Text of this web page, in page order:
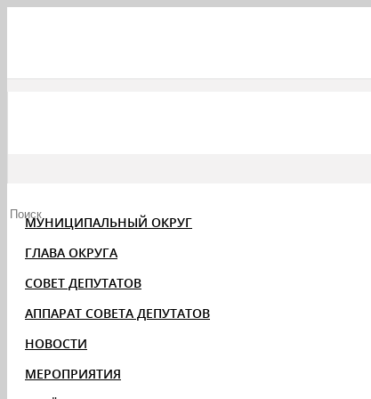
МУНИЦИПАЛЬНЫЙ ОКРУГ
ГЛАВА ОКРУГА
СОВЕТ ДЕПУТАТОВ
АППАРАТ СОВЕТА ДЕПУТАТОВ
НОВОСТИ
МЕРОПРИЯТИЯ